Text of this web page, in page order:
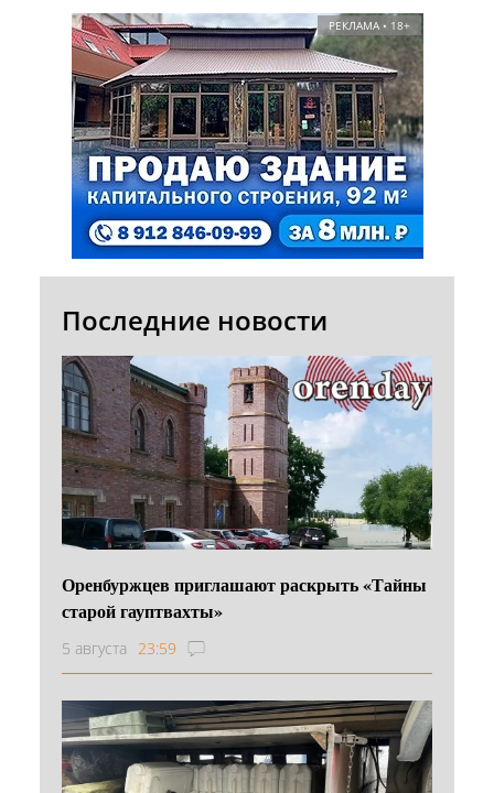
РЕКЛАМА • 18+
Последние новости
Оренбуржцев приглашают раскрыть «Тайны
старой гауптвахты»
5 августа 23:59